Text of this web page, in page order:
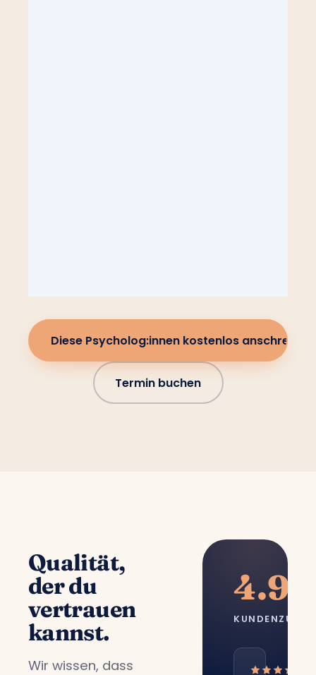
Diese Psycholog:innen kostenlos anschreiben
Termin buchen
Qualität,
der du
vertrauen
kannst.
Wir wissen, dass
4.9/